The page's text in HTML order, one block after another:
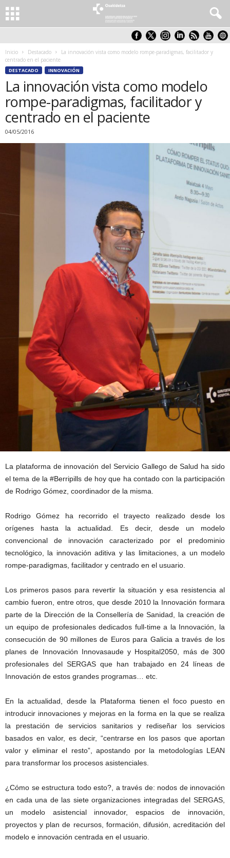
Inicio Destacado
La innovación vista como modelo rompe-paradigmas, facilitador y
centrado en el paciente
DESTACADO INNOVACIÓN
La innovación vista como modelo
rompe-paradigmas, facilitador y
centrado en el paciente
04/05/2016
La plataforma de innovación del Servicio Gallego de Salud ha sido
el tema de la #Berripills de hoy que ha contado con la participación
de Rodrigo Gómez, coordinador de la misma.
Rodrigo Gómez ha recorrido el trayecto realizado desde los
orígenes hasta la actualidad. Es decir, desde un modelo
convencional de innovación caracterizado por el predominio
tecnológico, la innovación aditiva y las limitaciones, a un modelo
rompe-paradigmas, facilitador y centrado en el usuario.
Los primeros pasos para revertir la situación y esa resistencia al
cambio fueron, entre otros, que desde 2010 la Innovación formara
parte de la Dirección de la Consellería de Sanidad, la creación de
un equipo de profesionales dedicados full-time a la Innovación, la
consecución de 90 millones de Euros para Galicia a través de los
planes de Innovación Innovasaude y Hospital2050, más de 300
profesionales del SERGAS que han trabajado en 24 líneas de
Innovación de estos grandes programas… etc.
En la actualidad, desde la Plataforma tienen el foco puesto en
introducir innovaciones y mejoras en la forma en la que se realiza
la prestación de servicios sanitarios y rediseñar los servicios
basados en valor, es decir, “centrarse en los pasos que aportan
valor y eliminar el resto”, apostando por la metodologías LEAN
para transformar los procesos asistenciales.
¿Cómo se estructura todo esto?, a través de: nodos de innovación
en cada una de las siete organizaciones integradas del SERGAS,
un modelo asistencial innovador, espacios de innovación,
proyectos y plan de recursos, formación, difusión, acreditación del
modelo e innovación centrada en el usuario.